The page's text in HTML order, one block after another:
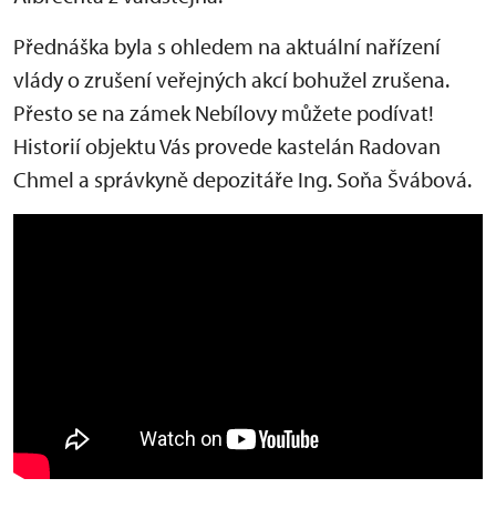
Přednáška byla s ohledem na aktuální nařízení
vlády o zrušení veřejných akcí bohužel zrušena.
Přesto se na zámek Nebílovy můžete podívat!
Historií objektu Vás provede kastelán Radovan
Chmel a správkyně depozitáře Ing. Soňa Švábová.